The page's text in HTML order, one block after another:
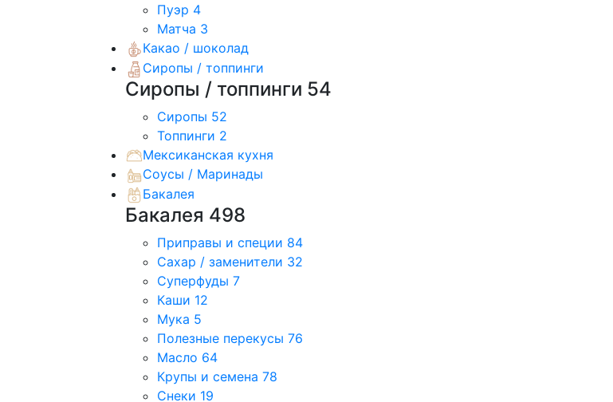
Пуэр 4
Матча 3
Какао / шоколад
Сиропы / топпинги
Сиропы / топпинги 54
Сиропы 52
Топпинги 2
Мексиканская кухня
Соусы / Маринады
Бакалея
Бакалея 498
Приправы и специи 84
Сахар / заменители 32
Суперфуды 7
Каши 12
Мука 5
Полезные перекусы 76
Масло 64
Крупы и семена 78
Снеки 19